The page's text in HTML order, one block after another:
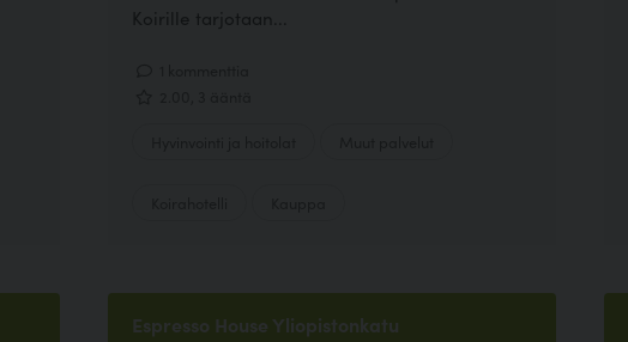
Koirille tarjotaan...
Espresso House Yliopistonkatu